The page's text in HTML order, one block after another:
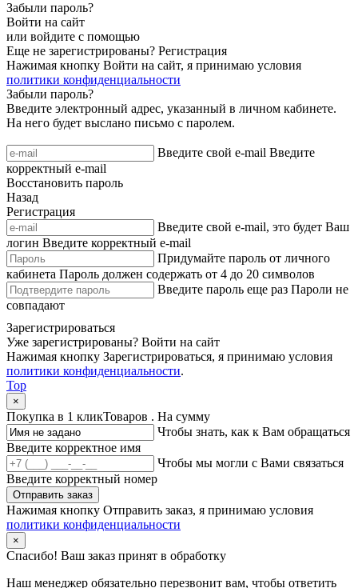
Забыли пароль?
Войти на сайт
или войдите с помощью
Еще не зарегистрированы? Регистрация
Нажимая кнопку Войти на сайт, я принимаю условия
политики конфиденциальности
Забыли пароль?
Введите электронный адрес, указанный в личном кабинете.
На него будет выслано письмо с паролем.
Введите свой e-mail Введите
корректный e-mail
Восстановить пароль
Назад
Регистрация
Введите свой e-mail, это будет Ваш
логин Введите корректный e-mail
Придумайте пароль от личного
кабинета Пароль должен содержать от 4 до 20 символов
Введите пароль еще раз Пароли не
совпадают
Зарегистрироваться
Уже зарегистрированы? Войти на сайт
Нажимая кнопку Зарегистрироваться, я принимаю условия
политики конфиденциальности.
Top
×
Покупка в 1 кликТоваров . На сумму
Чтобы знать, как к Вам обращаться
Введите корректное имя
Чтобы мы могли с Вами связаться
Введите корректный номер
Отправить заказ
Нажимая кнопку Отправить заказ, я принимаю условия
политики конфиденциальности
×
Спасибо! Ваш заказ принят в обработку
Наш менеджер обязательно перезвонит вам, чтобы ответить